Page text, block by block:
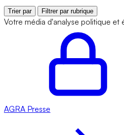
Trier par Filtrer par rubrique
Votre média d'analyse politique et
AGRA Presse